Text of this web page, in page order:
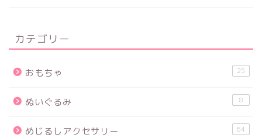
カテゴリー
おもちゃ 25
ぬいぐるみ 8
めじるしアクセサリー 64